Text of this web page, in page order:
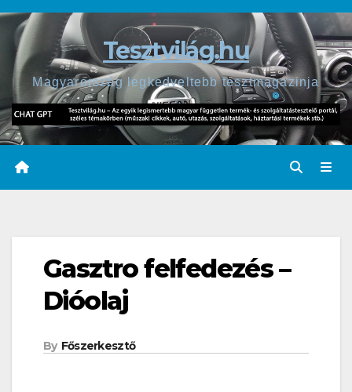
Skip
content
Tesztvilág.hu
Magyarország legkedveltebb tesztmagazinja
Gasztro felfedezés –
Dióolaj
By Főszerkesztő